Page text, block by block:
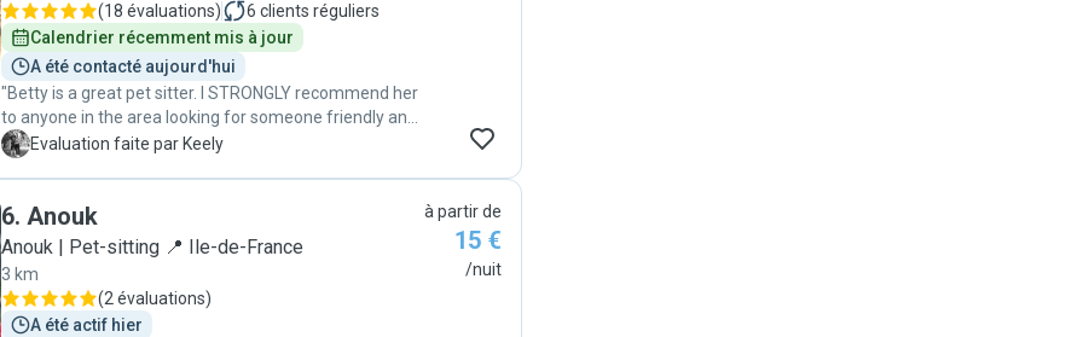
(18 évaluations) 6 clients réguliers
Calendrier récemment mis à jour
A été contacté aujourd'hui
"Betty is a great pet sitter. I STRONGLY recommend her
to anyone in the area looking for someone friendly and
professional. :)"
K Evaluation faite par Keely
6. Anouk
Anouk | Pet-sitting 📍 Ile-de-France
3 km
(2 évaluations)
A été actif hier
à partir de
15 €
/nuit